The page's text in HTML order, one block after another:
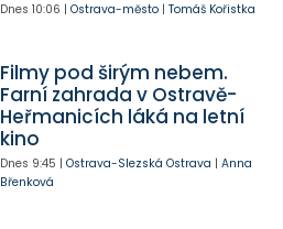
Dnes 10:06 | Ostrava-město| Tomáš Kořistka
Filmy pod širým nebem.
Farní zahrada v Ostravě-
Heřmanicích láká na letní
kino
Dnes 9:45 | Ostrava-Slezská Ostrava | Anna
Břenková